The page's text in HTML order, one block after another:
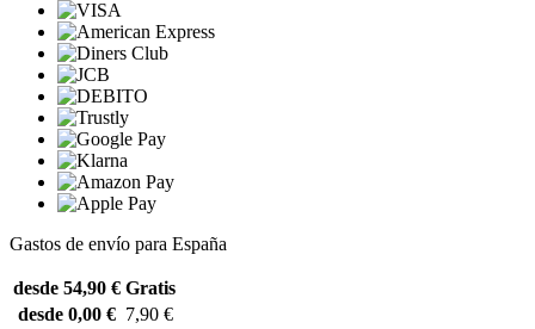
Gastos de envío para España
desde 54,90 € Gratis
desde 0,00 € 7,90 €